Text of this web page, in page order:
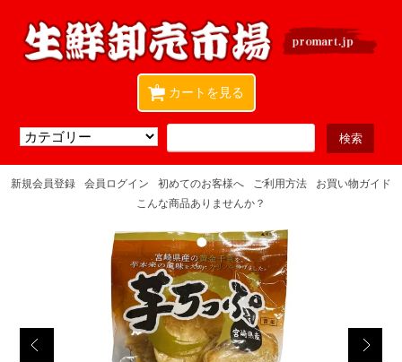
カートを見る
0
新規会員登録 会員ログイン 初めてのお客様へ ご利用方法
お買い物ガイド
こんな商品ありませんか？